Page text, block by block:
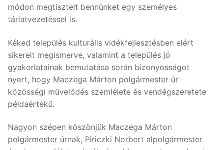
módon megtisztelt bennünket egy személyes
tárlatvezetéssel is.
Kéked település kulturális vidékfejlesztésben elért
sikereit megismerve, valamint a település jó
gyakorlatainak bemutatása során bizonyosságot
nyert, hogy Maczega Márton polgármester úr
közösségi művelődés szemlélete és vendégszeretete
példaértékű.
Nagyon szépen köszönjük Maczega Márton
polgármester úrnak, Piriczki Norbert alpolgármester